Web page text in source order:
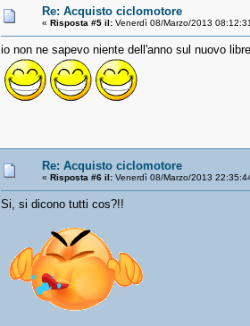
Re: Acquisto ciclomotore
« Risposta #5 il: Venerdì 08/Marzo/2013
io non ne sapevo niente dell'anno sul nuovo
Re: Acquisto ciclomotore
« Risposta #6 il: Venerdì 08/Marzo/2013
Si, si dicono tutti cos?!!